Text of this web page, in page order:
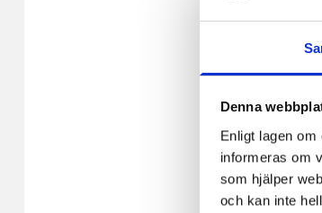
Denna
Enligt lagen
informeras om
som hjälper
och kan inte